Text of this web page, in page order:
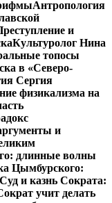
Антропология
и
Культуролог Нина
топосы
в «Северо-
Сергия
физикализма на
и
длинные волны
Цымбурского:
Суд и казнь Сократа:
учит делать